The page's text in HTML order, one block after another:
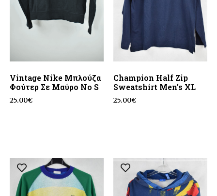
Vintage Nike Μπλούζα
Φούτερ Σε Μαύρο No S
25.00€
Champion Half Zip
Sweatshirt Men’s XL
25.00€